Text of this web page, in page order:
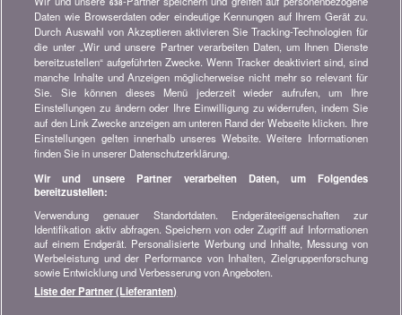
Newsletter bestellen
Treten Sie unserer Community bei
Bleiben Sie auf dem neuesten Stand, finden Sie alle Ratschläge
und Tipps zum Sparen auf:
Wissenswertes über bonus.ch
Wer ist bonus.ch? Wie funktionieren die Vergleiche?
Presseanfragen, Partnerschaften, Werbung...
Alle Informationen über bonus.ch
638
Daten wie Browserdaten oder eindeutige Kennungen auf Ihrem Gerät zu.
Durch Auswahl von Akzeptieren aktivieren Sie Tracking-Technologien für
die unter „Wir und unsere Partner verarbeiten Daten, um Ihnen Dienste
bereitzustellen“ aufgeführten Zwecke. Wenn Tracker deaktiviert sind, sind
manche Inhalte und Anzeigen möglicherweise nicht mehr so relevant für
Sie. Sie können dieses Menü jederzeit wieder aufrufen, um Ihre
Einstellungen zu ändern oder Ihre Einwilligung zu widerrufen, indem Sie
auf den Link Zwecke anzeigen am unteren Rand der Webseite klicken. Ihre
Einstellungen gelten innerhalb unseres Website. Weitere Informationen
finden Sie in unserer Datenschutzerklärung.
Wir und unsere Partner verarbeiten Daten, um Folgendes
bereitzustellen:
Verwendung genauer Standortdaten. Endgeräteeigenschaften zur
Identifikation aktiv abfragen. Speichern von oder Zugriff auf Informationen
auf einem Endgerät. Personalisierte Werbung und Inhalte, Messung von
Werbeleistung und der Performance von Inhalten, Zielgruppenforschung
sowie Entwicklung und Verbesserung von Angeboten.
Liste der Partner (Lieferanten)